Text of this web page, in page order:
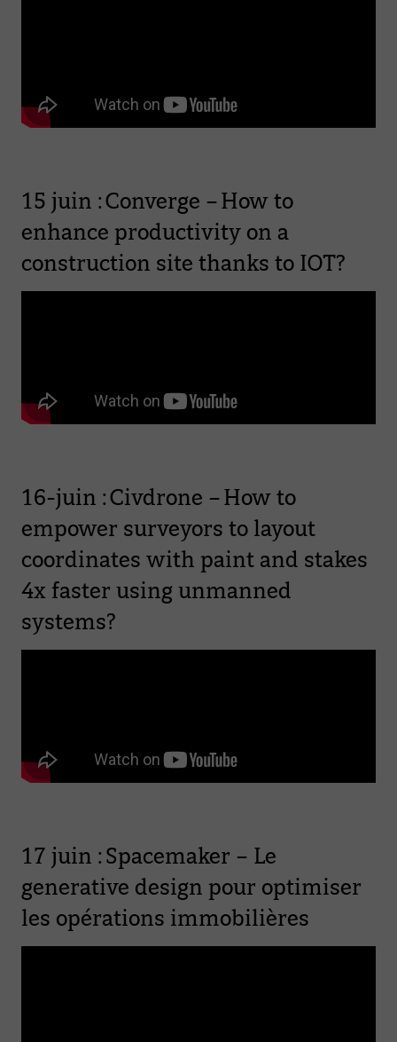
15 juin : Converge – How to
enhance productivity on a
construction site thanks to IOT?
16-juin : Civdrone – How to
empower surveyors to layout
coordinates with paint and stakes
4x faster using unmanned
systems?
17 juin : Spacemaker – Le
generative design pour optimiser
les opérations immobilières